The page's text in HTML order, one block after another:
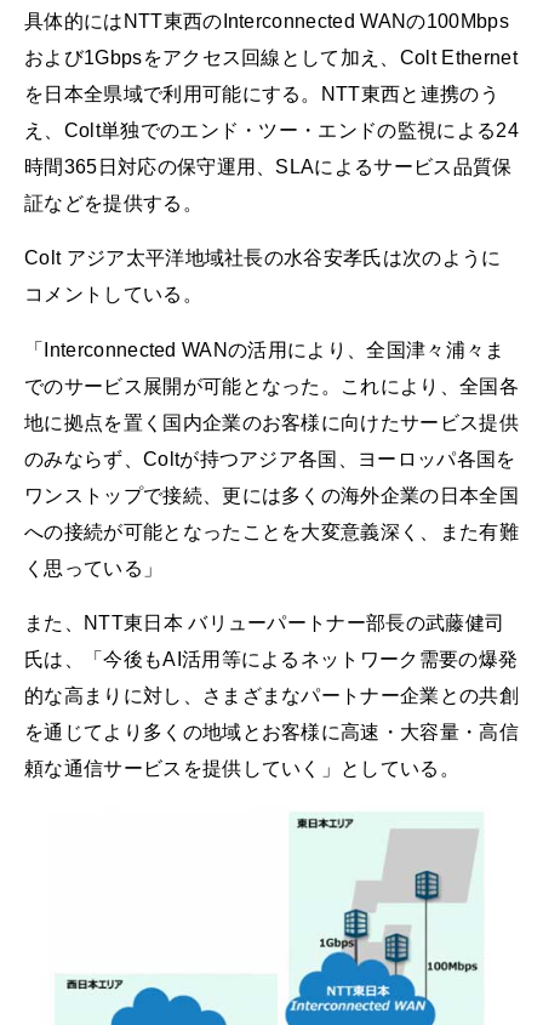
具体的にはNTT東西のInterconnected WANの100Mbps
および1Gbpsをアクセス回線として加え、Colt Ethernet
を日本全県域で利用可能にする。NTT東西と連携のう
え、Colt単独でのエンド・ツー・エンドの監視による24
時間365日対応の保守運用、SLAによるサービス品質保
証などを提供する。
Colt アジア太平洋地域社長の水谷安孝氏は次のように
コメントしている。
「Interconnected WANの活用により、全国津々浦々ま
でのサービス展開が可能となった。これにより、全国各
地に拠点を置く国内企業のお客様に向けたサービス提供
のみならず、Coltが持つアジア各国、ヨーロッパ各国を
ワンストップで接続、更には多くの海外企業の日本全国
への接続が可能となったことを大変意義深く、また有難
く思っている」
また、NTT東日本 バリューパートナー部長の武藤健司
氏は、「今後もAI活用等によるネットワーク需要の爆発
的な高まりに対し、さまざまなパートナー企業との共創
を通じてより多くの地域とお客様に高速・大容量・高信
頼な通信サービスを提供していく」としている。